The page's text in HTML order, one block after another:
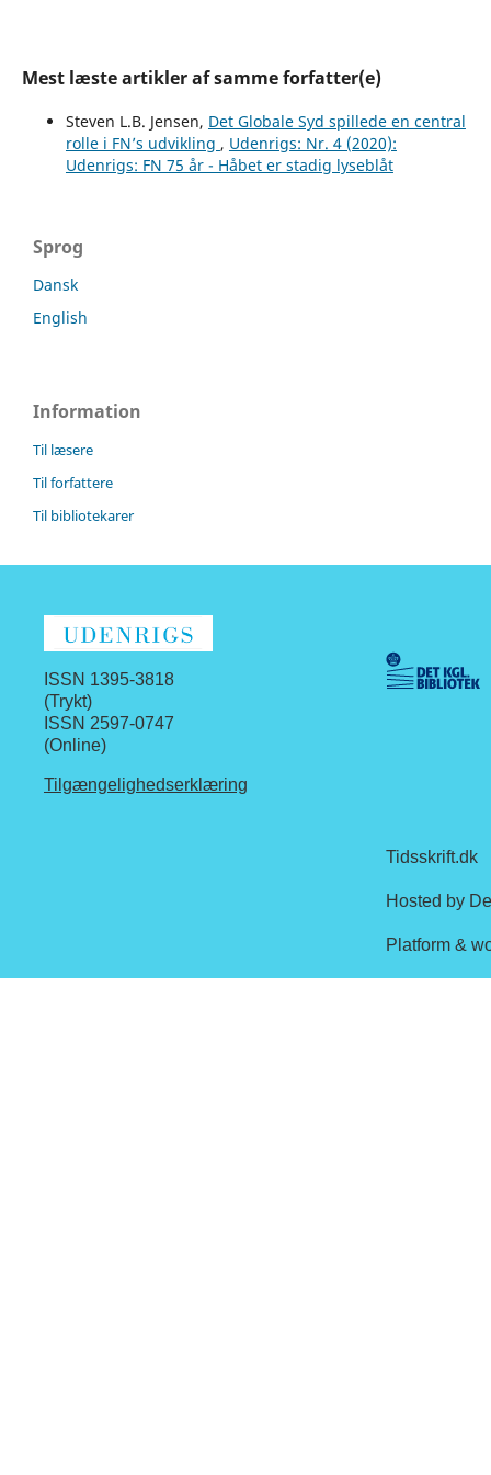
Mest læste artikler af samme forfatter(e)
Steven L.B. Jensen, Det Globale Syd spillede en central
rolle i FN’s udvikling , Udenrigs: Nr. 4 (2020):
Udenrigs: FN 75 år - Håbet er stadig lyseblåt
Sprog
Dansk
English
Information
Til læsere
Til forfattere
Til bibliotekarer
ISSN 1395-3818
(Trykt)
ISSN 2597-0747
(Online)
Tilgængelighedserklæring